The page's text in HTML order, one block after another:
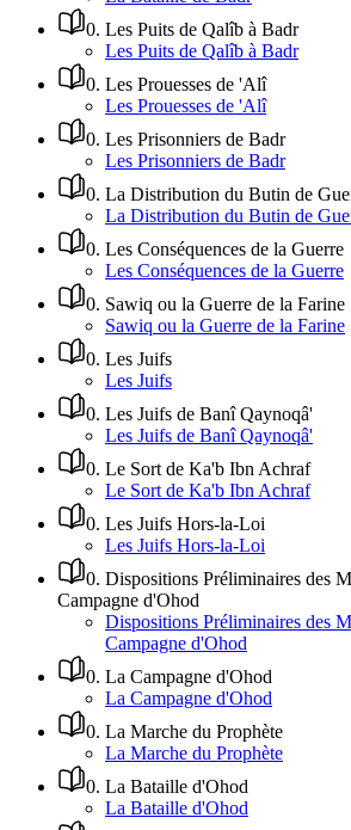
0. Les Puits de Qalîb à Badr
Les Puits de Qalîb à Badr
0. Les Prouesses de 'Alî
Les Prouesses de 'Alî
0. Les Prisonniers de Badr
Les Prisonniers de Badr
0. La Distribution du Butin de
La Distribution du Butin de
0. Les Conséquences de la Guerre
Les Conséquences de la Guerre
0. Sawiq ou la Guerre de la Farine
Sawiq ou la Guerre de la Farine
0. Les Juifs
Les Juifs
0. Les Juifs de Banî Qaynoqâ'
Les Juifs de Banî Qaynoqâ'
0. Le Sort de Ka'b Ibn Achraf
Le Sort de Ka'b Ibn Achraf
0. Les Juifs Hors-la-Loi
Les Juifs Hors-la-Loi
0. Dispositions Préliminaires des
Campagne d'Ohod
Dispositions Préliminaires des
Campagne d'Ohod
0. La Campagne d'Ohod
La Campagne d'Ohod
0. La Marche du Prophète
La Marche du Prophète
0. La Bataille d'Ohod
La Bataille d'Ohod